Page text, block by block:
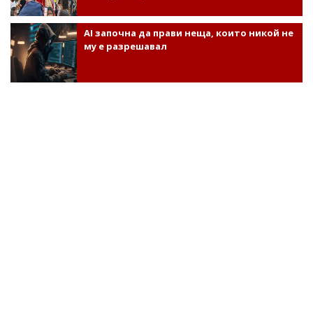
AI започна да прави неща, които никой не
му е разрешавал